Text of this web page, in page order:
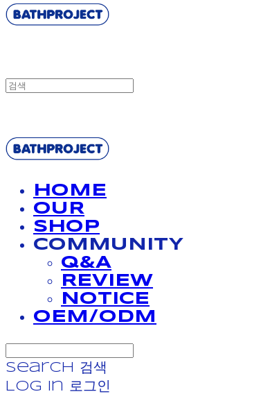
HOME
OUR
SHOP
COMMUNITY
Q&A
REVIEW
NOTICE
OEM/ODM
Search
검색
Log In
로그인